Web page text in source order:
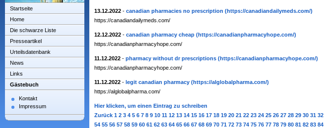
Startseite
Home
Die schwarze Liste
Presseartikel
Urteilsdatenbank
News
Links
Gästebuch
Kontakt
Impressum
13.12.2022 - canadian pharmacies no prescription (https://canadiandailymeds.com/)
https://canadiandailymeds.com/
12.12.2022 - canadian pharmacy cheap (https://canadianpharmacyhope.com/)
https://canadianpharmacyhope.com/
11.12.2022 - pharmacy without dr prescriptions (https://canadianpharmacyhope.com/)
https://canadianpharmacyhope.com/
11.12.2022 - legit canadian pharmacy (https://alglobalpharma.com/)
https://alglobalpharma.com/
Hier klicken, um einen Eintrag zu schreiben
Zurück 1 2 3 4 5 6 7 8 9 10 11 12 13 14 15 16 17 18 19 20 21 22 23 24 25 26 27 28 29 30 31 32
54 55 56 57 58 59 60 61 62 63 64 65 66 67 68 69 70 71 72 73 74 75 76 77 78 79 80 81 82 83 84